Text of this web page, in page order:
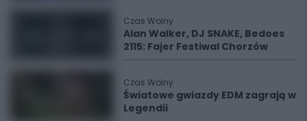
Czas Wolny
Alan Walker, DJ SNAKE, Bedoes
2115: Fajer Festiwal Chorzów
Czas Wolny
Światowe gwiazdy EDM zagrają w
Legendii